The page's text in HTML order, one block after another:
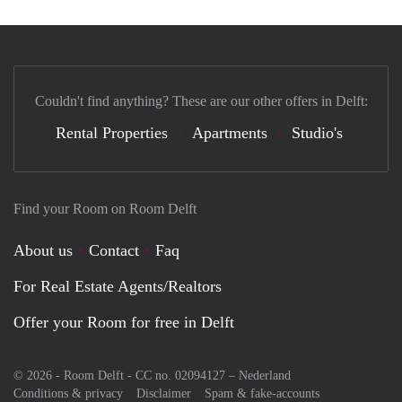
Find your Room on Room Delft
About us Contact
Faq
For Real Estate Agents/Realtors
Offer your Room for free in Delft
© 2026 - Room Delft - CC no. 02094127 – Nederland
Conditions & privacy
Disclaimer Spam & fake-accounts
Couldn't find anything? These are our other offers in Delft:
Rental Properties Apartments Studio's